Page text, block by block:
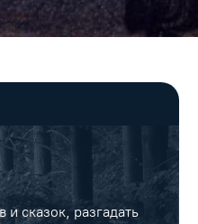
сказок, разгадать